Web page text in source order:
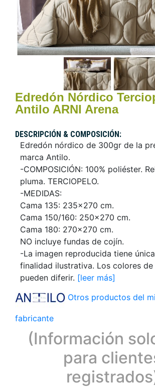
Edredón Nórdico
Antilo ARNI Arena
DESCRIPCIÓN & COMPOSICIÓN:
Edredón nórdico de 300gr de la
marca Antilo.
-COMPOSICIÓN: 100% poliéster.
pluma. TERCIOPELO.
-MEDIDAS:
Cama 135: 235x270 cm.
Cama 150/160: 250x270 cm.
Cama 180: 270x270 cm.
NO incluye fundas de cojín.
-La imagen reproducida tiene
finalidad ilustrativa. Los colores de
pueden diferir. [leer más]
Otros productos del
fabricante
(Información
para